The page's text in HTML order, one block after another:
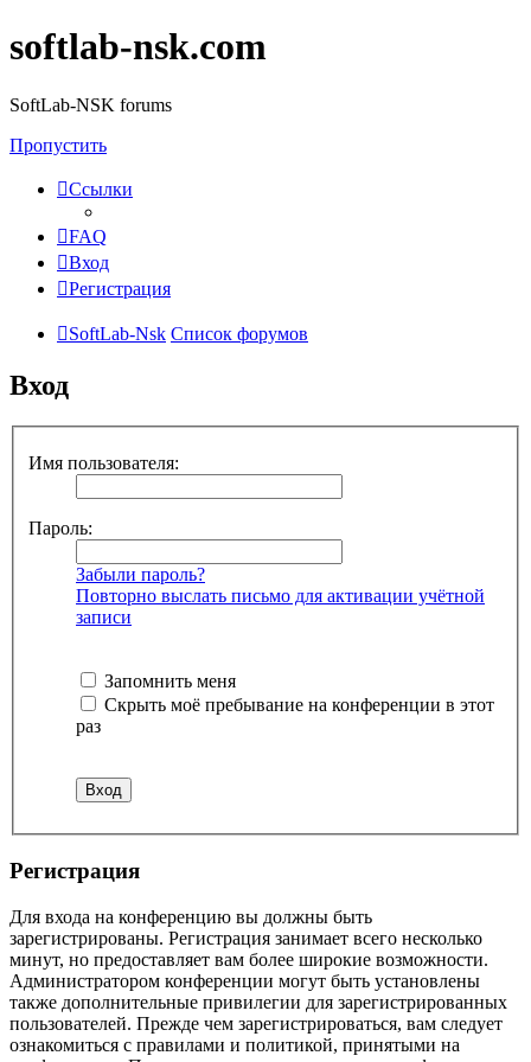
softlab-nsk.com
SoftLab-NSK forums
Пропустить
Ссылки
FAQ
Вход
Регистрация
SoftLab-Nsk Список форумов
Вход
Имя пользователя:
Пароль:
Забыли пароль?
Повторно выслать письмо для активации учётной
записи
Запомнить меня
Скрыть моё пребывание на конференции в этот
раз
Регистрация
Для входа на конференцию вы должны быть
зарегистрированы. Регистрация занимает всего несколько
минут, но предоставляет вам более широкие возможности.
Администратором конференции могут быть установлены
также дополнительные привилегии для зарегистрированных
пользователей. Прежде чем зарегистрироваться, вам следует
ознакомиться с правилами и политикой, принятыми на